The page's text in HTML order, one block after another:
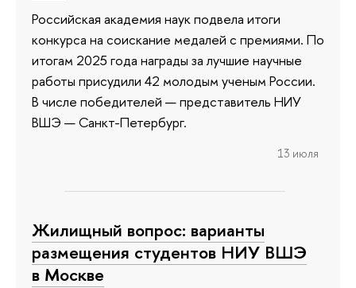
Российская академия наук подвела итоги
конкурса на соискание медалей с премиями. По
итогам 2025 года награды за лучшие научные
работы присудили 42 молодым ученым России.
В числе победителей — представитель НИУ
ВШЭ — Санкт-Петербург.
13 июля
Жилищный вопрос: варианты
размещения студентов НИУ ВШЭ
в Москве